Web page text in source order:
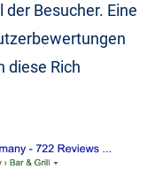
Besucher. Eine
diese Rich